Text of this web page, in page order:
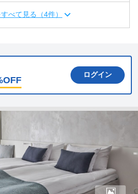
べて見る（4件）
ログイン